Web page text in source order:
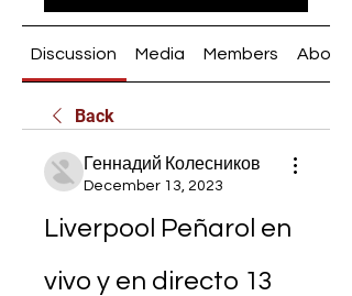
Discussion Media Members About
Back
Геннадий Колесников
December 13, 2023
Liverpool Peñarol en
vivo y en directo 13